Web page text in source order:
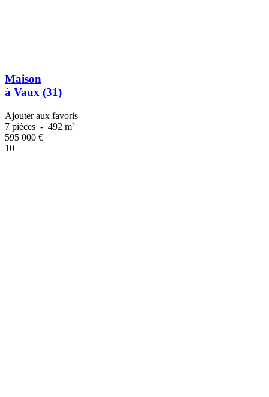
Maison
à Vaux (31)
Ajouter aux favoris
7 pièces - 492 m²
595 000 €
10